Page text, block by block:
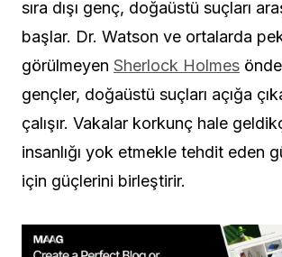
sıra dışı genç, doğaüstü suçları
başlar. Dr. Watson ve ortalarda
görülmeyen Sherlock Holmes
gençler, doğaüstü suçları açığa
çalışır. Vakalar korkunç hale
insanlığı yok etmekle tehdit eden
için güçlerini birleştirir.